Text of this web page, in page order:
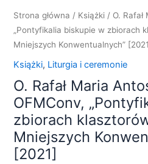
Strona główna / Książki / O.
„Pontyfikalia biskupie w zbiorach
Mniejszych Konwentualnych”
Książki, Liturgia i ceremonie
O. Rafał Maria
OFMConv,
zbiorach
Mniejszych
[2021]